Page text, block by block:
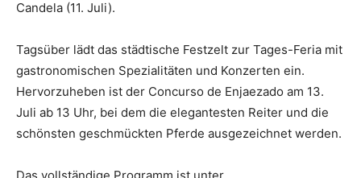
Candela (11. Juli).
Tagsüber lädt das städtische Festzelt zur Tages-Feria mit
gastronomischen Spezialitäten und Konzerten ein.
Hervorzuheben ist der Concurso de Enjaezado am 13.
Juli ab 13 Uhr, bei dem die elegantesten Reiter und die
schönsten geschmückten Pferde ausgezeichnet werden.